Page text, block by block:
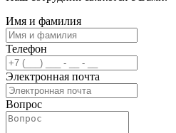
Имя и фамилия
Телефон
Электронная почта
Вопрос